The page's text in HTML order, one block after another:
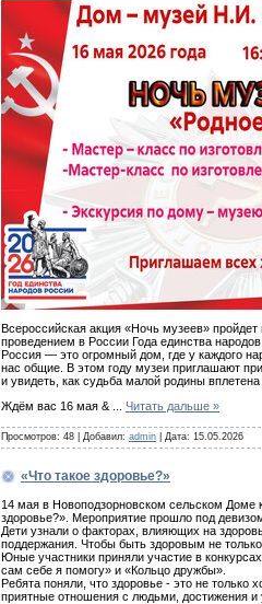
Всероссийская акция «Ночь музеев»
проведением в России Года единства
Россия — это огромный дом, где у каждого
нас общие. В этом году музеи приглашают
и увидеть, как судьба малой родины
Ждём вас 16 мая &
Читать дальше »
Просмотров: 48 Добавил: admin Дата: 15.05.2026
«Что такое здоровье?»
14 мая в Новоподзорновском сельском Доме
здоровье?». Мероприятие прошло под
Дети узнали о факторах, влияющих на
поддержания. Чтобы быть здоровым не
Юные участники приняли участие в
сам себе я помогу» и «Кольцо дружбы».
Ребята поняли, что здоровье - это не
приятные отношения с людьми, достижения и